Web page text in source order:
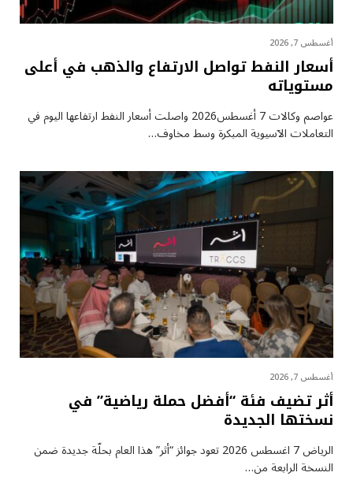
أغسطس 7, 2026
أسعار النفط تواصل الارتفاع والذهب في أعلى
مستوياته
عواصم وكالات 7 أغسطس2026 واصلت أسعار ⁠النفط ارتفاعها اليوم في
التعاملات الآسيوية المبكرة وسط مخاوف…
أغسطس 7, 2026
أثر تضيف فئة “أفضل حملة رياضية” في
نسختها الجديدة
الرياض 7 اغسطس 2026 تعود جوائز “أثر” هذا العام بحلّة جديدة ضمن
النسخة الرابعة من…